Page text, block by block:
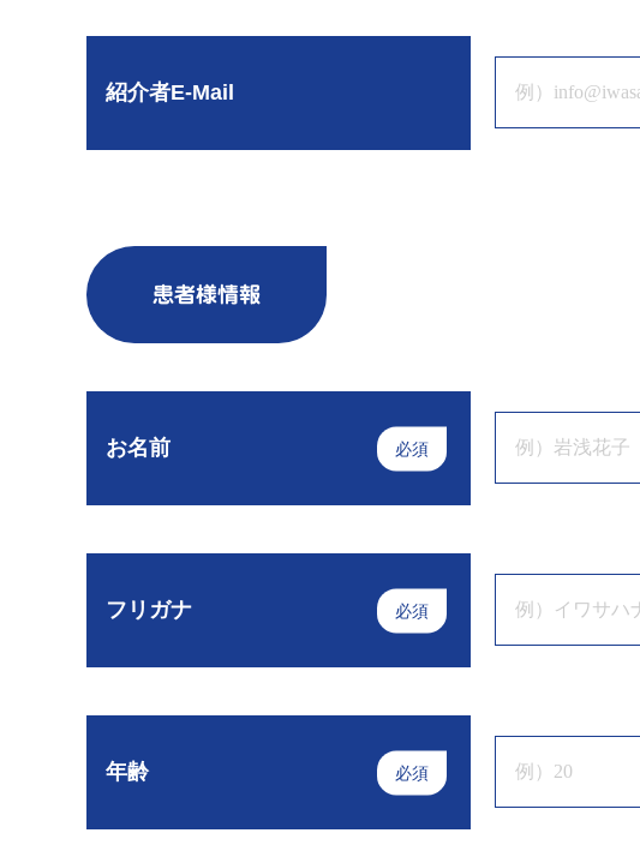
紹介者E-Mail
患者様情報
お名前 必須
フリガナ 必須
年齢 必須